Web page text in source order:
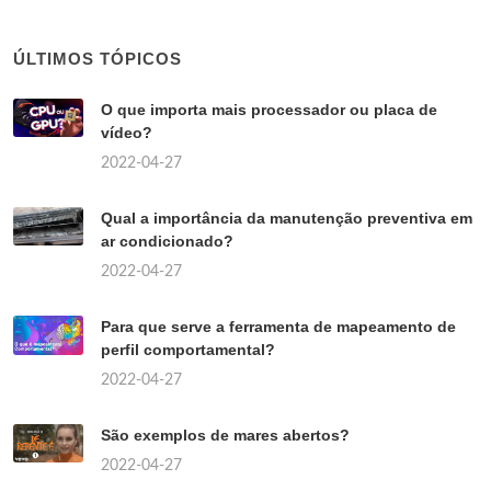
ÚLTIMOS TÓPICOS
O que importa mais processador ou placa de
vídeo?
2022-04-27
Qual a importância da manutenção preventiva em
ar condicionado?
2022-04-27
Para que serve a ferramenta de mapeamento de
perfil comportamental?
2022-04-27
São exemplos de mares abertos?
2022-04-27